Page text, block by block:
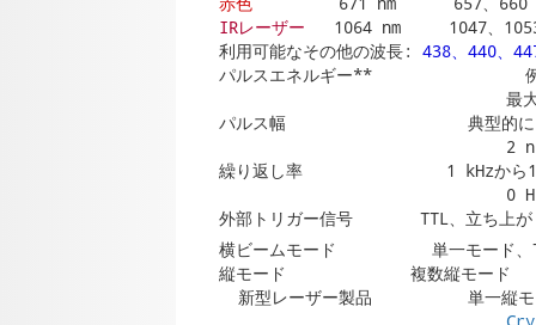
IRレーザー
1064 nm     1047、
利用可能なその他の波長: 438、440、
パルスエネルギー**                例:
最
パルス幅                   典型的に10
2 ns
繰り返し率               1 kHzから
0
外部トリガー信号       TTL、立ち上が
横ビームモード          単一モード、
縦モード             複数縦モード
新型レーザー製品          単一縦